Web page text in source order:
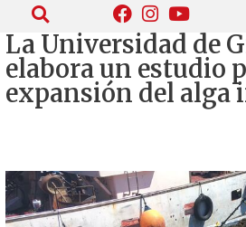
La Universidad de
elabora un estudio
expansión del alga